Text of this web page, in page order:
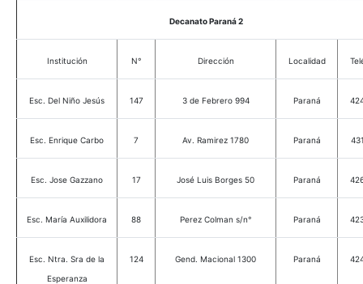
Decanato Paraná 2
Institución N° Dirección Localidad
Esc. Del Niño Jesús 147 3 de Febrero 994 Paraná
Esc. Enrique Carbo 7 Av. Ramirez 1780 Paraná
Esc. Jose Gazzano 17 José Luis Borges 50 Paraná
Esc. María Auxilidora 88 Perez Colman s/n° Paraná
Esc. Ntra. Sra de la
Esperanza
124 Gend. Macional 1300 Paraná